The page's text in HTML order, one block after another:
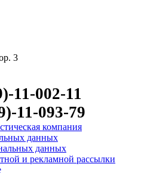
3
11-002-11
11-093-79
компания
данных
данных
и рекламной рассылки